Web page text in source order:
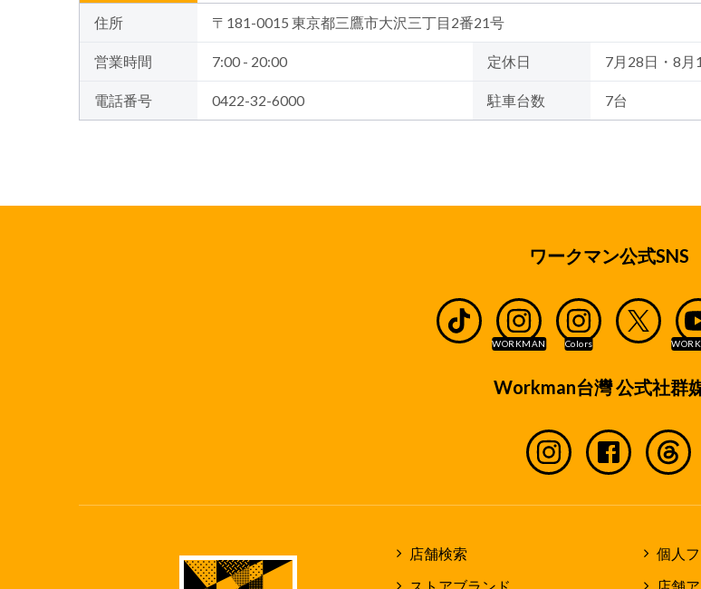
住所 〒181-0015 東京都三鷹市大沢三丁目2番21号
営業時間 7:00 - 20:00 定休日 7月28日・8月
電話番号 0422-32-6000 駐車台数 7台
ワークマン公式SNS
Workman台灣 公式社群
店舗検索
個人